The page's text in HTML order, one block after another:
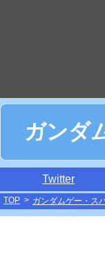
ガンダ
Twitter
TOP > ガンダムゲー・ス